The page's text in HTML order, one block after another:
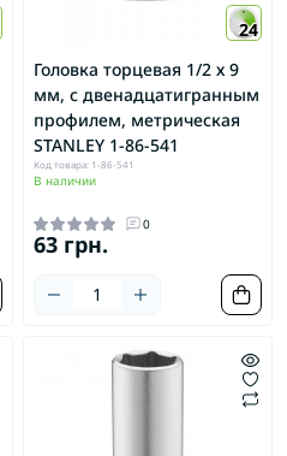
24
Головка торцевая 1/2 х 9
мм, с двенадцатигранным
профилем, метрическая
STANLEY 1-86-541
Код товара: 1-86-541
В наличии
0
63 грн.